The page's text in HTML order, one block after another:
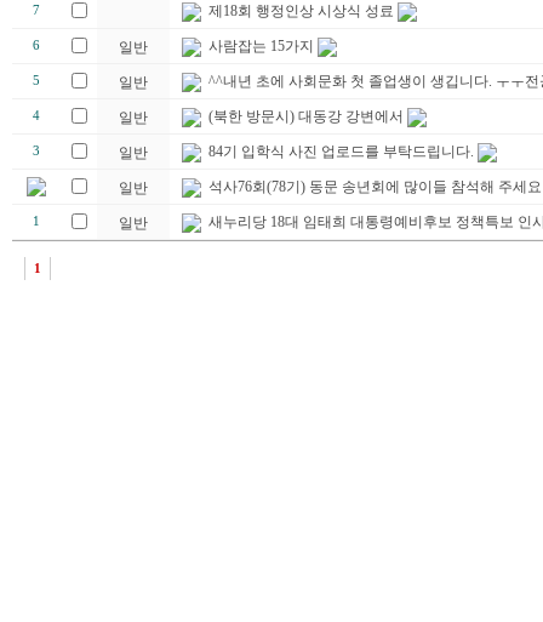
7 제18회 행정인상 시상식 성료
6 일반 사람잡는 15가지
5 일반 ^^내년 초에 사회문화 첫 졸업생이 생깁니다. ㅜㅜ
4 일반 (북한 방문시) 대동강 강변에서
3 일반 84기 입학식 사진 업로드를 부탁드립니다.
일반 석사76회(78기) 동문 송년회에 많이들 참석해 주세요
1 일반 새누리당 18대 임태희 대통령예비후보 정책특보 인
1